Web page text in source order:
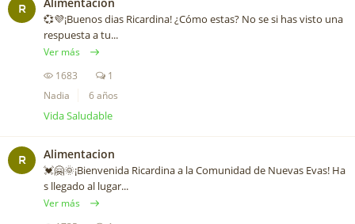
R
💞💜¡Buenos dias Ricardina! ¿Cómo estas? No se si has visto una
respuesta a tu...
Ver más
1683
1
Nadia
6 años
Vida Saludable
R Alimentacion
💓🤗🌞¡Bienvenida Ricardina a la Comunidad de Nuevas Evas! Ha
s llegado al lugar...
Ver más